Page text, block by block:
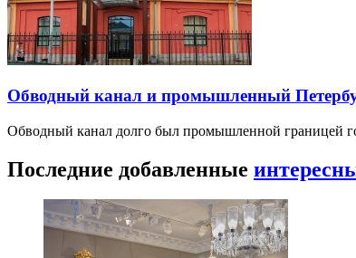
Обводный канал и промышленный
Обводный канал долго был промышленной границей
Последние добавленные